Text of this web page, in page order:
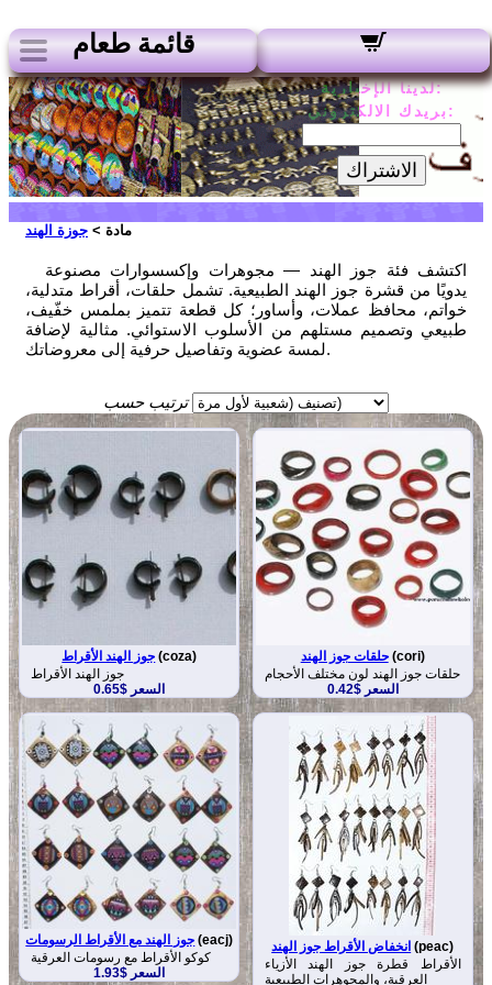
قائمة طعام
لدينا الإخبارية:
بريدك الالكتروني:
الاشتراك
مادة > جوزة الهند
اكتشف فئة جوز الهند — مجوهرات وإكسسوارات مصنوعة
يدويًا من قشرة جوز الهند الطبيعية. تشمل حلقات، أقراط متدلية،
خواتم، محافظ عملات، وأساور؛ كل قطعة تتميز بملمس خفّيف،
طبيعي وتصميم مستلهم من الأسلوب الاستوائي. مثالية لإضافة
لمسة عضوية وتفاصيل حرفية إلى معروضاتك.
ترتيب حسب
جوز الهند الأقراط (coza)
جوز الهند الأقراط
السعر $0.65
حلقات جوز الهند(cori)
حلقات جوز الهند لون مختلف الأحجام
السعر $0.42
جوز الهند مع الأقراط الرسومات (eacj)
كوكو الأقراط مع رسومات العرقية
السعر $1.93
انخفاض الأقراط جوز الهند (peac)
الأقراط قطرة جوز الهند الأزياء
العرقية، والمجوهرات الطبيعية